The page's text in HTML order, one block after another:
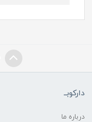
دارکوبــ
درباره ما